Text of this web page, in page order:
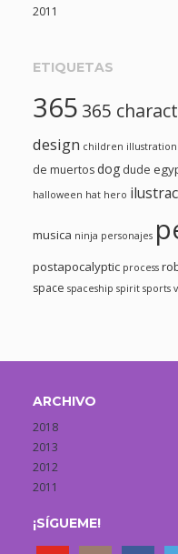
2011
ETIQUETAS
365 365
design children illustration
de muertosdog dude
halloween hat hero
musica ninja personajes
postapocalyptic process
space spaceship spirit sports
ARCHIVO
2018
2013
2012
2011
¡SÍGUEME!